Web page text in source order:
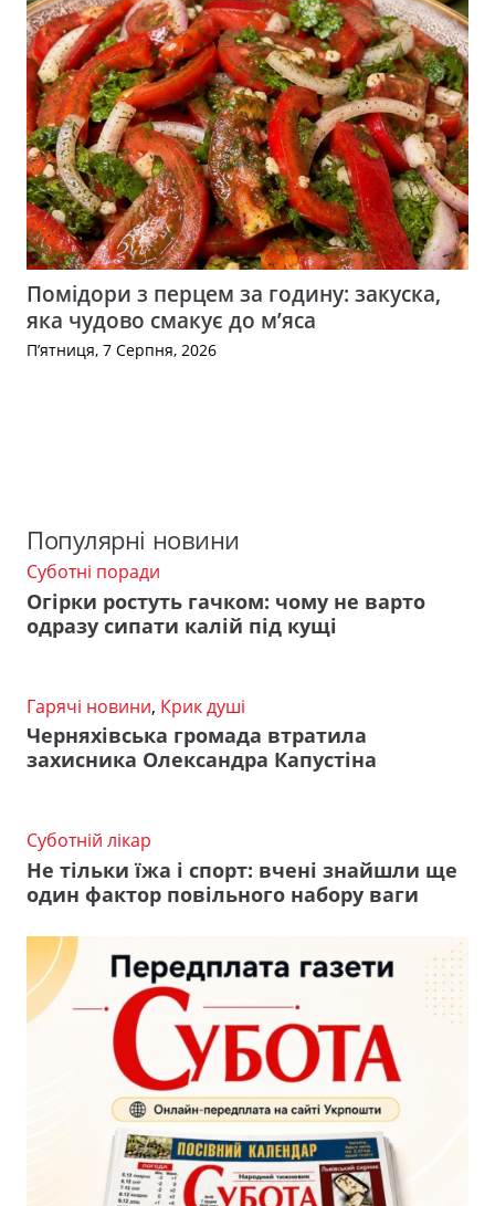
Помідори з перцем за годину: закуска,
яка чудово смакує до м’яса
П’ятниця, 7 Серпня, 2026
Популярні новини
Суботні поради
Огірки ростуть гачком: чому не варто
одразу сипати калій під кущі
Гарячі новини, Крик душі
Черняхівська громада втратила
захисника Олександра Капустіна
Суботній лікар
Не тільки їжа і спорт: вчені знайшли ще
один фактор повільного набору ваги